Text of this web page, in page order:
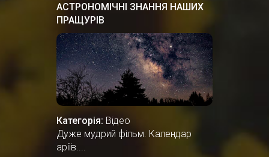
АСТРОНОМІЧНІ ЗНАННЯ НАШИХ
ПРАЩУРІВ
Категорія: Відео
Дуже мудрий фільм. Календар
аріїв....